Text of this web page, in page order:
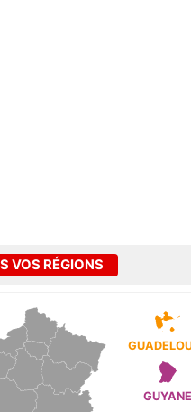
VOS RÉGIONS
GUYANE